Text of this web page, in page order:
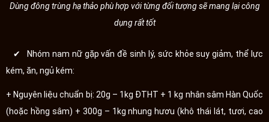
Dùng đông trùng hạ thảo phù hợp với từng đối tượng sẽ mang lại công
dụng rất tốt
✔ Nhóm nam nữ gặp vấn đề sinh lý, sức khỏe suy giảm, thể lực
kém, ăn, ngủ kém:
+ Nguyên liệu chuẩn bị: 20g – 1kg ĐTHT + 1 kg nhân sâm Hàn Quốc
(hoặc hồng sâm) + 300g – 1kg nhung hươu (khô thái lát, tươi, cao